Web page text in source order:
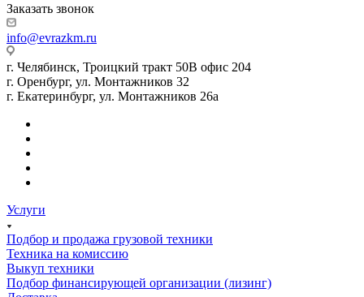
Заказать звонок
info@evrazkm.ru
г. Челябинск, Троицкий тракт 50В офис 204
г. Оренбург, ул. Монтажников 32
г. Екатеринбург, ул. Монтажников 26а
Услуги
Подбор и продажа грузовой техники
Техника на комиссию
Выкуп техники
Подбор финансирующей организации (лизинг)